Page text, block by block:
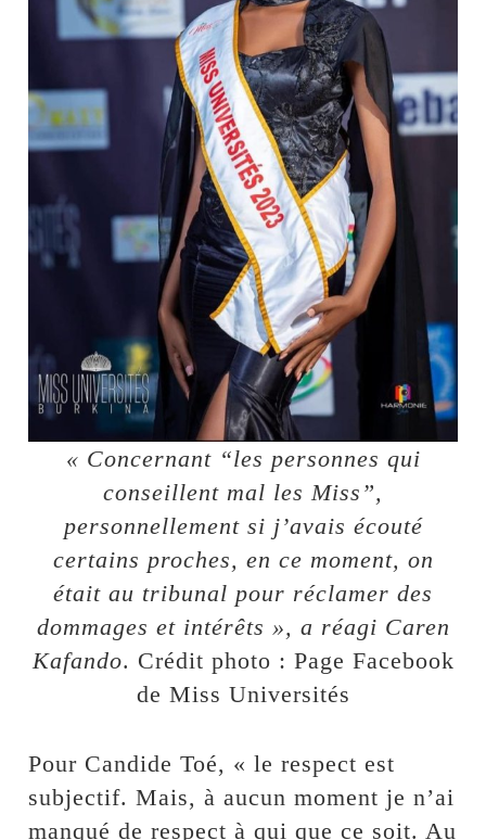
« Concernant “les personnes qui
conseillent mal les Miss”,
personnellement si j’avais écouté
certains proches, en ce moment, on
était au tribunal pour réclamer des
dommages et intérêts », a réagi Caren
Kafando. Crédit photo : Page Facebook
de Miss Universités
Pour Candide Toé, « le respect est
subjectif. Mais, à aucun moment je n’ai
manqué de respect à qui que ce soit. Au